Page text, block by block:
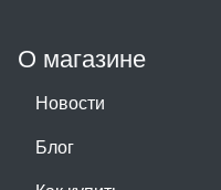
О магазине
Новости
Блог